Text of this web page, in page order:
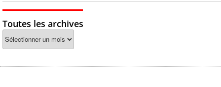
Toutes les archives